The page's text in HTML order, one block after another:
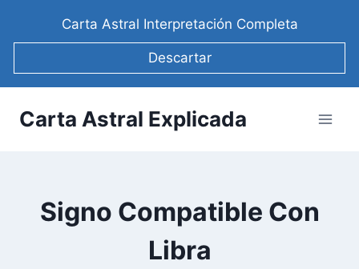
Carta Astral Interpretación Completa
Descartar
Carta Astral Explicada
Signo Compatible Con
Libra